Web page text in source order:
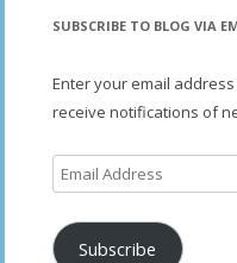
SUBSCRIBE TO BLOG VIA
Enter your email
receive notifications of
Email
Address
Subscribe